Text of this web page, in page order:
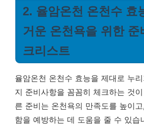
2. 율암온천 온천수 효
거운 온천욕을 위한 준
크리스트
율암온천 온천수 효능을 제대로 누
지 준비사항을 꼼꼼히 체크하는 것
른 준비는 온천욕의 만족도를 높이
함을 예방하는 데 도움을 줄 수 있습